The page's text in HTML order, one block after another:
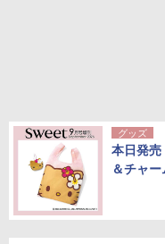
グッズ
本日発売
＆チャ